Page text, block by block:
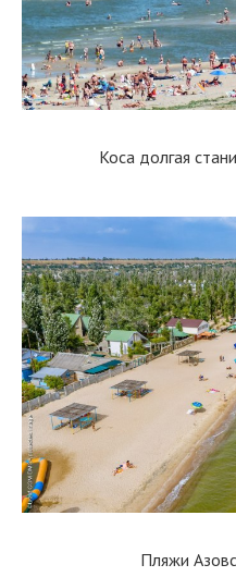
Коса долгая
Пляжи